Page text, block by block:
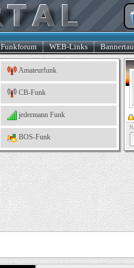
WEB-Links
Funkforum
Amateurfunk
CB-Funk
jedermann Funk
BOS-Funk